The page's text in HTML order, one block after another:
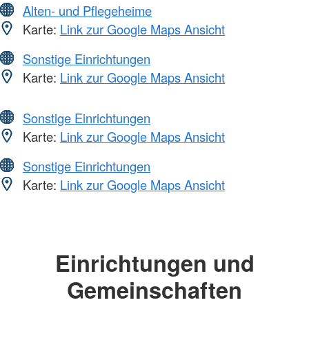
Alten- und Pflegeheime
Karte: Link zur Google Maps Ansicht
Sonstige Einrichtungen
Karte: Link zur Google Maps Ansicht
Sonstige Einrichtungen
Karte: Link zur Google Maps Ansicht
Sonstige Einrichtungen
Karte: Link zur Google Maps Ansicht
Einrichtungen und
Gemeinschaften